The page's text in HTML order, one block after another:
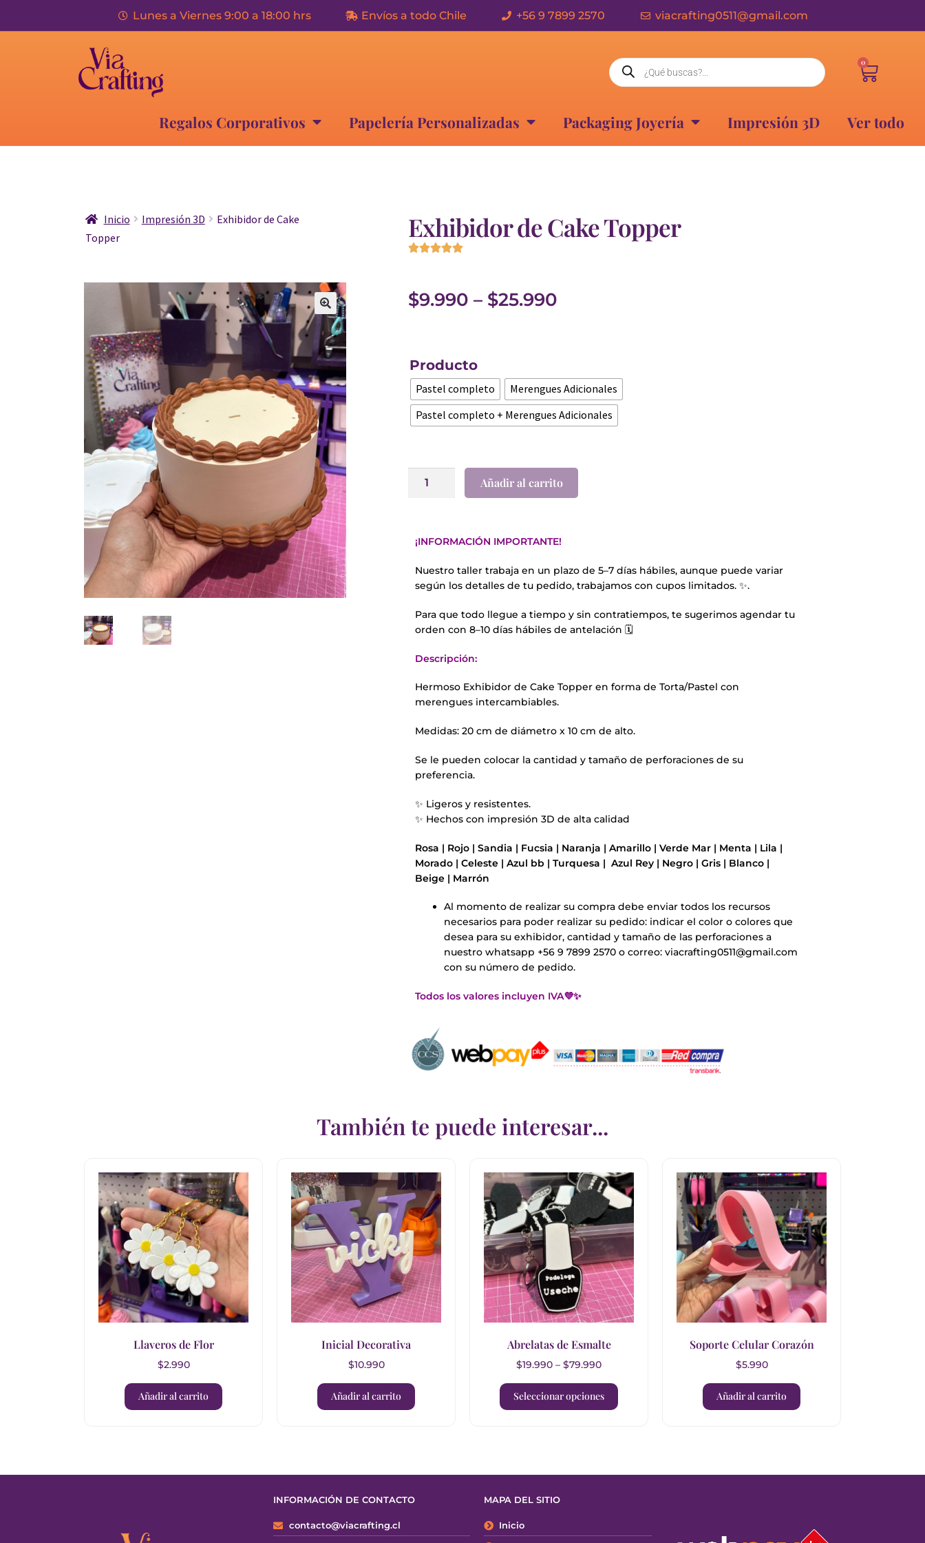
Lunes a Viernes 9:00 a 18:00 hrs Envíos a todo Chile +56 9 7899 2570 viacrafting0511@gmail.com
0
Regalos Corporativos Papelería Personalizadas Packaging Joyería Impresión 3D Ver todo
Inicio Impresión 3D
Exhibidor de Cake
Topper
🔍
Exhibidor de Cake Topper

$9.990 – $25.990
Producto
Pastel completo
Merengues Adicionales
Pastel completo + Merengues Adicionales
Añadir al carrito
¡INFORMACIÓN IMPORTANTE!
Nuestro taller trabaja en un plazo de 5–7 días hábiles, aunque puede variar
según los detalles de tu pedido, trabajamos con cupos limitados. ✨.
Para que todo llegue a tiempo y sin contratiempos, te sugerimos agendar tu
orden con 8–10 días hábiles de antelación 🗓️
Descripción:
Hermoso Exhibidor de Cake Topper en forma de Torta/Pastel con
merengues intercambiables.
Medidas: 20 cm de diámetro x 10 cm de alto.
Se le pueden colocar la cantidad y tamaño de perforaciones de su
preferencia.
✨ Ligeros y resistentes.
✨ Hechos con impresión 3D de alta calidad
Rosa | Rojo | Sandia | Fucsia | Naranja | Amarillo | Verde Mar | Menta | Lila |
Morado | Celeste | Azul bb | Turquesa | Azul Rey | Negro | Gris | Blanco |
Beige | Marrón
Al momento de realizar su compra debe enviar todos los recursos
necesarios para poder realizar su pedido: indicar el color o colores que
desea para su exhibidor, cantidad y tamaño de las perforaciones a
nuestro whatsapp +56 9 7899 2570 o correo: viacrafting0511@gmail.com
con su número de pedido.
Todos los valores incluyen IVA💜✨
También te puede interesar...
Llaveros de Flor
$2.990
Añadir al carrito
Inicial Decorativa
$10.990
Añadir al carrito
Abrelatas de Esmalte
$19.990 – $79.990
Seleccionar opciones
Soporte Celular Corazón
$5.990
Añadir al carrito
INFORMACIÓN DE CONTACTO
contacto@viacrafting.cl
MAPA DEL SITIO
Inicio